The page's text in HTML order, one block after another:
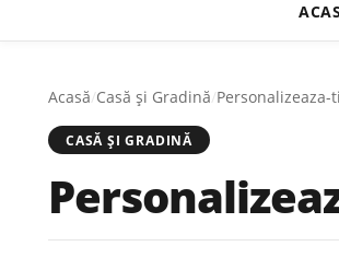
Acasă/Casă şi Gradină/
CASĂ ŞI GRADINĂ